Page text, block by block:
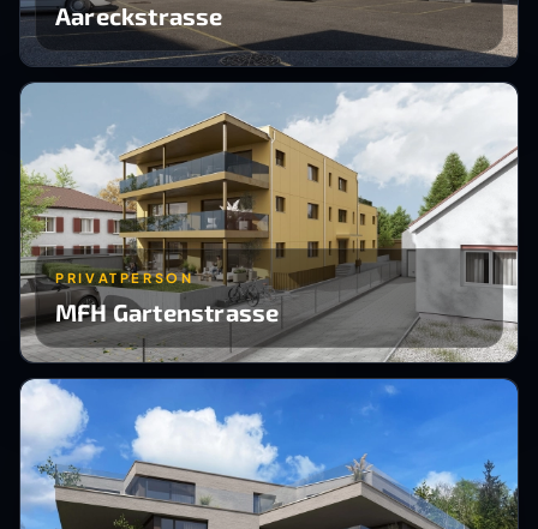
Aareckstrasse
PRIVATPERSON
MFH Gartenstrasse